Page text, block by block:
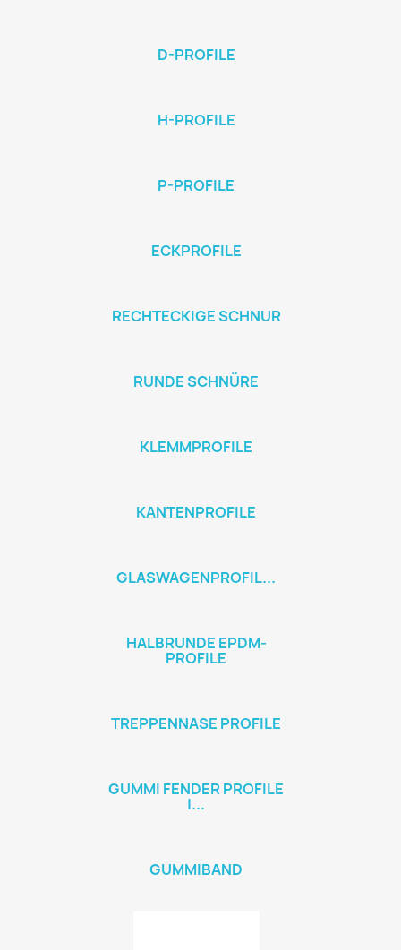
D-PROFILE
H-PROFILE
P-PROFILE
ECKPROFILE
RECHTECKIGE SCHNUR
RUNDE SCHNÜRE
KLEMMPROFILE
KANTENPROFILE
GLASWAGENPROFIL...
HALBRUNDE EPDM-
PROFILE
TREPPENNASE PROFILE
GUMMI FENDER PROFILE
|...
GUMMIBAND